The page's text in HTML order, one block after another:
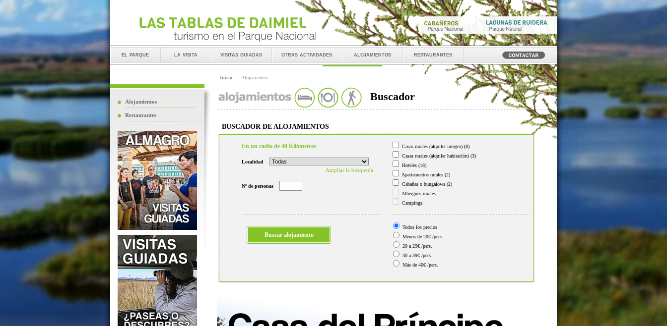
el parque la visita visitas guiadas otras actividades alojamientos restaurantes
Alojamientos
Restaurantes
Inicio :: Alojamientos
Buscador
BUSCADOR DE ALOJAMIENTOS
En un radio de 40 Kilómetros
Localidad
Ampliar la búsqueda
Nº de personas
Casas rurales (alquiler integro) (8)
Casas rurales (alquiler habitación) (3)
Hoteles (16)
Apartamentos rurales (2)
Cabañas o bungalows (2)
Albergues rurales
Campings
Todos los precios
Menos de 20€ /pers.
20 a 29€ /pers.
30 a 39€ /pers.
Más de 40€ /pers.